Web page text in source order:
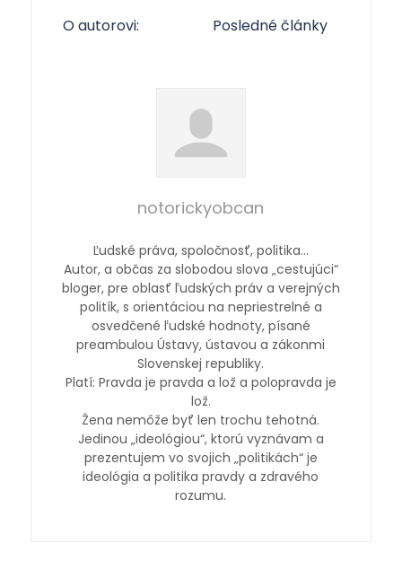
O autorovi: Posledné články
notorickyobcan
Ľudské práva, spoločnosť, politika…
Autor, a občas za slobodou slova „cestujúci“
bloger, pre oblasť ľudských práv a verejných
politík, s orientáciou na nepriestrelné a
osvedčené ľudské hodnoty, písané
preambulou Ústavy, ústavou a zákonmi
Slovenskej republiky.
Platí: Pravda je pravda a lož a polopravda je
lož.
Žena nemôže byť len trochu tehotná.
Jedinou „ideológiou“, ktorú vyznávam a
prezentujem vo svojich „politikách“ je
ideológia a politika pravdy a zdravého
rozumu.